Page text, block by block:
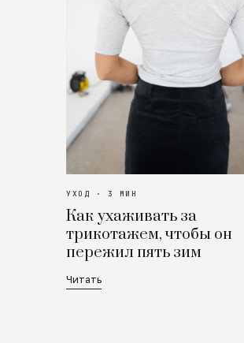
УХОД · 3 МИН
Как ухаживать за
трикотажем, чтобы он
пережил пять зим
Читать